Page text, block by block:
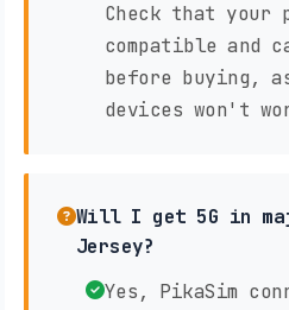
Check that your
compatible and
before buying,
devices won't
Will I get 5G in
Jersey?
Yes, PikaSim